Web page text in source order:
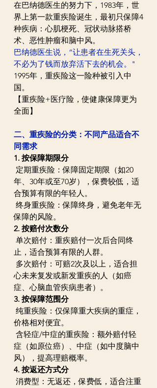
在巴纳德医生的努力下，1983年，世
界上第一款重疾险诞生，最初只保障4
种疾病：心肌梗死、冠状动脉搭桥
术、恶性肿瘤和脑中风。
巴纳德医生说，“让患者在生死关头，
不必为了钱而放弃活下去的机会。"
1995年，重疾险这一险种被引入中
国。
【重疾险+医疗险，使健康保障更为
全面】
二、重疾险的分类：不同产品适合不
同需求
1. 按保障期限分
 定期重疾险：保障固定期限（如20
年、30年或至70岁），保费较低，适
合预算有限的年轻人。
 终身重疾险：保障终身，避免老年无
保障的风险。
2. 按赔付次数分
 单次赔付：重疾赔付一次后合同终
止，适合预算有限的人群。
 多次赔付：可赔2次及以上，适合担
心未来复发或新发重疾的人（如癌
症、心脑血管疾病患者）。
3. 按保障范围分
 纯重疾险：仅保障重大疾病的重症，
价格相对便宜。
 含轻症/中症的重疾险：额外赔付轻
症（如原位癌）、中症（如中度脑中
风），提高理赔概率。
4. 按返还方式分
 消费型：无返还，保费低，适合注重